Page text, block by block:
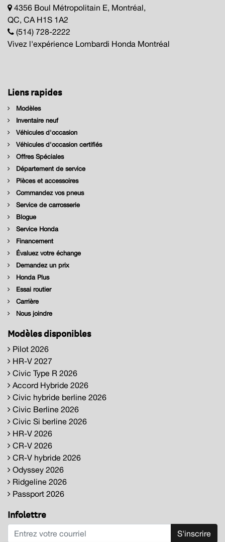
4356 Boul Métropolitain E, Montréal,
QC, CA H1S 1A2
(514) 728-2222
Vivez l'expérience Lombardi Honda Montréal
Liens rapides
Modèles
Inventaire neuf
Véhicules d'occasion
Véhicules d'occasion certifiés
Offres Spéciales
Département de service
Pièces et accessoires
Commandez vos pneus
Service de carrosserie
Blogue
Service Honda
Financement
Évaluez votre échange
Demandez un prix
Honda Plus
Essai routier
Carrière
Nous joindre
Modèles disponibles
Pilot 2026
HR-V 2027
Civic Type R 2026
Accord Hybride 2026
Civic hybride berline 2026
Civic Berline 2026
Civic Si berline 2026
HR-V 2026
CR-V 2026
CR-V hybride 2026
Odyssey 2026
Ridgeline 2026
Passport 2026
Infolettre
S'inscrire